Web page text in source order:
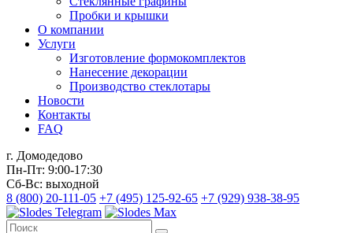
Пробки и крышки
О компании
Услуги
Изготовление формокомплектов
Нанесение декорации
Производство стеклотары
Новости
Контакты
FAQ
г. Домодедово
Пн-Пт: 9:00-17:30
Сб-Вс: выходной
8 (800) 20-111-05 +7 (495) 125-92-65 +7 (929) 938-38-95